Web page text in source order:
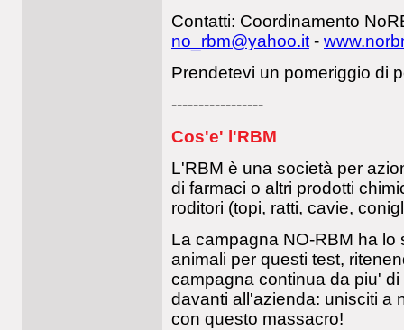
Contatti: Coordinamento
no_rbm@yahoo.it -
Prendetevi un pomeriggio di
-----------------
Cos'e' l'RBM
L'RBM è una società per
di farmaci o altri prodotti
roditori (topi, ratti, cavie,
La campagna NO-RBM ha
animali per questi test,
campagna continua da piu'
davanti all'azienda: unisciti a
con questo massacro!